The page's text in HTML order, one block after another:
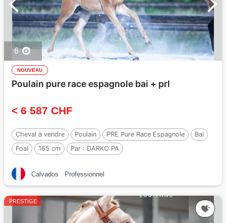
6
NOUVEAU
Poulain pure race espagnole bai + prl
< 6 587 CHF
Cheval à vendre Poulain PRE Pure Race Espagnole
Bai
Foal
165 cm Par : DARKO PA
Calvados Professionnel
PRESTIGE